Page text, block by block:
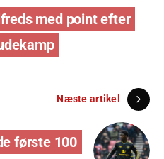
med point efter
Næste artikel
første 100